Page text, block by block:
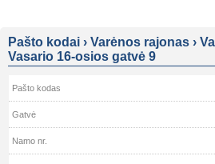
Pašto kodai › Varėnos rajonas ›
Vasario 16-osios gatvė 9